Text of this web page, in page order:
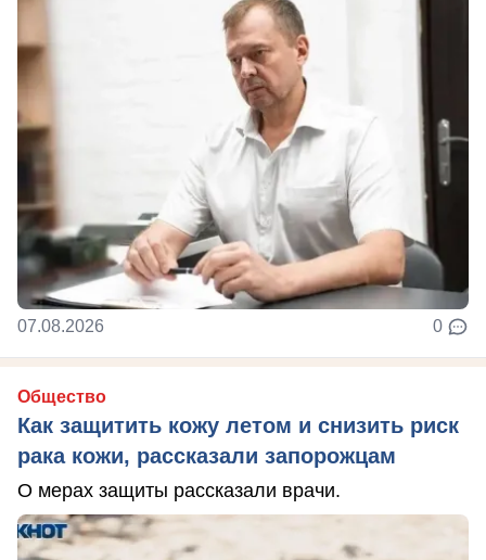
07.08.2026 0
Общество
Как защитить кожу летом и снизить риск
рака кожи, рассказали запорожцам
О мерах защиты рассказали врачи.